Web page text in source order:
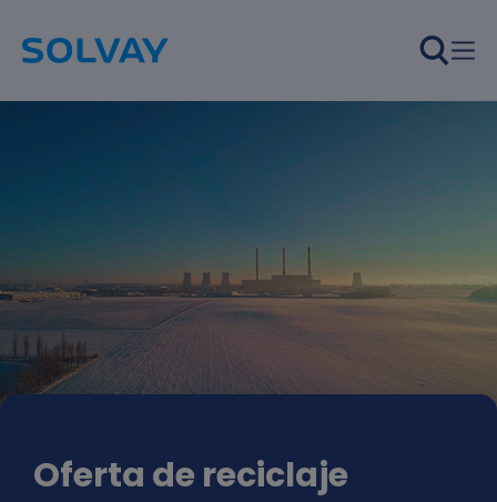
Oferta de reciclaje